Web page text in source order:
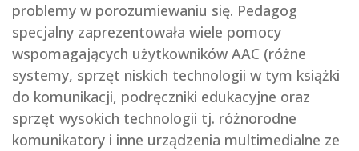
problemy w porozumiewaniu się. Pedagog
specjalny zaprezentowała wiele pomocy
wspomagających użytkowników AAC (różne
systemy, sprzęt niskich technologii w tym książki
do komunikacji, podręczniki edukacyjne oraz
sprzęt wysokich technologii tj. różnorodne
komunikatory i inne urządzenia multimedialne ze